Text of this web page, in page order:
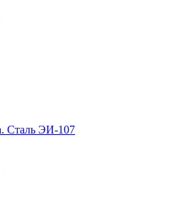
Сталь ЭИ-107